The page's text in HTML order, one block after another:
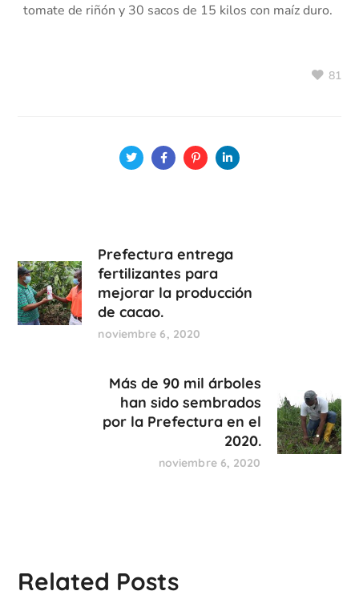
tomate de riñón y 30 sacos de 15 kilos con maíz duro.
81
Prefectura entrega
fertilizantes para
mejorar la producción
de cacao.
noviembre 6, 2020
Más de 90 mil árboles
han sido sembrados
por la Prefectura en el
2020.
noviembre 6, 2020
Related Posts